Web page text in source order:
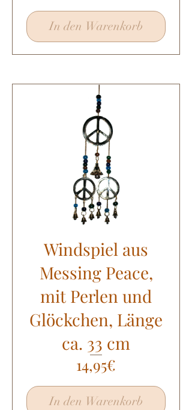
In den Warenkorb
Windspiel aus
Messing Peace,
mit Perlen und
Glöckchen, Länge
ca. 33 cm
14,95€
In den Warenkorb